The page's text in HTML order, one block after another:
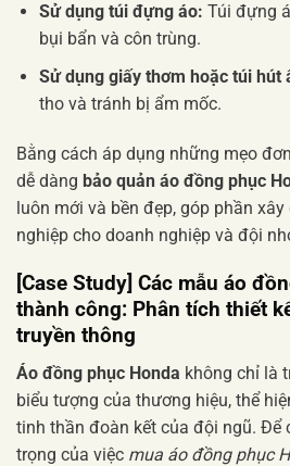
Sử dụng túi đựng áo: Túi đựng
bụi bẩn và côn trùng.
Sử dụng giấy thơm hoặc túi hút
tho và tránh bị ẩm mốc.
Bằng cách áp dụng những mẹo
dễ dàng bảo quản áo đồng phục
luôn mới và bền đẹp, góp phần
nghiệp cho doanh nghiệp và đội
[Case Study] Các mẫu áo
thành công: Phân tích thiết
truyền thông
Áo đồng phục Honda không chỉ là
biểu tượng của thương hiệu, thể
tinh thần đoàn kết của đội ngũ. Để
trọng của việc mua áo đồng phục